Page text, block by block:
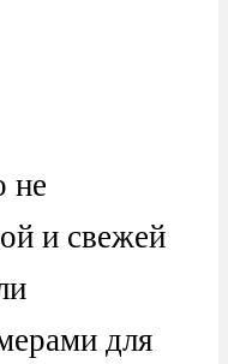
не
и свежей
для